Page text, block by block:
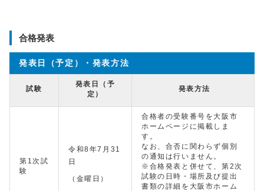
合格発表
発表日（予定）・発表方法
試験
発表日（予
定）
発表方法
第1次試
験
令和8年7月31
日
（金曜日）
合格者の受験番号を大阪市
ホームページに掲載しま
す。
なお、合否に関わらず個別
の通知は行いません。
※合格発表と併せて、第2次
試験の日時・場所及び提出
書類の詳細を大阪市ホーム